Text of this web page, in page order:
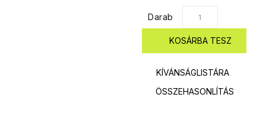
Darab
KOSÁRBA TESZ
KÍVÁNSÁGLISTÁRA
ÖSSZEHASONLÍTÁS